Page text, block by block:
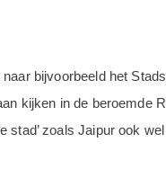
bijvoorbeeld het
kijken in de beroemde
stad’ zoals Jaipur ook